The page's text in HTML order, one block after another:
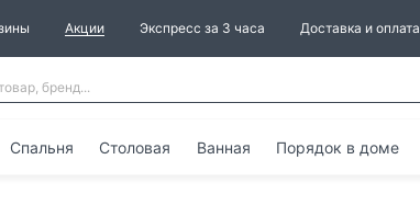
Акции Экспресс за 3 часа Доставка и оплата
Спальня Столовая Ванная Порядок в доме